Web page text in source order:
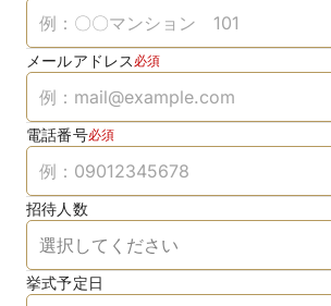
メールアドレス 必須
電話番号必須
招待人数
挙式予定日